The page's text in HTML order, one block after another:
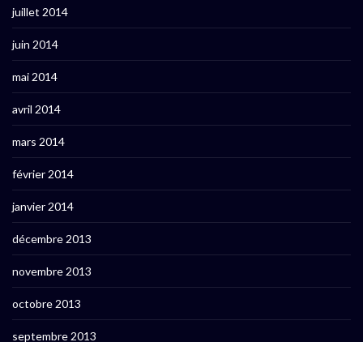
juillet 2014
juin 2014
mai 2014
avril 2014
mars 2014
février 2014
janvier 2014
décembre 2013
novembre 2013
octobre 2013
septembre 2013